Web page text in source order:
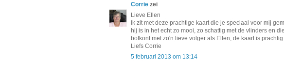
Corrie zei
Lieve Ellen
Ik zit met deze prachtige kaart die je speciaal voor mij
hij is in het echt zo mooi, zo schattig met de vlinders en
bofkont met zo'n lieve volger als Ellen, de kaart is
Liefs Corrie
5 februari 2013 om 13:14